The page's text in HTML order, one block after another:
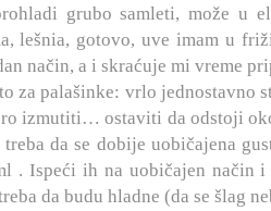
grubo samleti, može u
lešnia, gotovo, uve imam u
način, a i skraćuje mi vreme
za palašinke: vrlo jednostavno
izmutiti… ostaviti da odstoji
a da se dobije uobičajena
. Ispeći ih na uobičajen način
da budu hladne (da se šlag